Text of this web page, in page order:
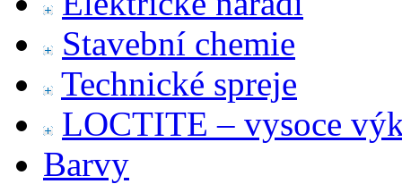
Stavební chemie
Technické spreje
LOCTITE – vysoce
Barvy